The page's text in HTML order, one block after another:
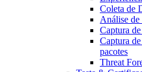
Coleta de
Análise de
Captura
Captura
pacotes
Threat